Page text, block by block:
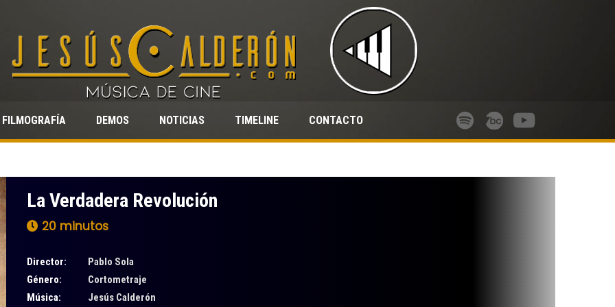
FILMOGRAFÍA DEMOS NOTICIAS TIMELINE CONTACTO
La Verdadera Revolución
20 minutos
Director:
Pablo Sola
Género:
Cortometraje
Música:
Jesús Calderón